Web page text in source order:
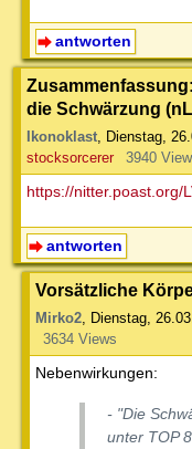
antworten
die Schwärzung
Ikonoklast, Dienstag,
stocksorcerer
3940
https://nitter.poast.org/
antworten
Vorsätzliche
Mirko2 Dienstag,
3634 Views
Nebenwirkungen:
- "Die
unter TOP